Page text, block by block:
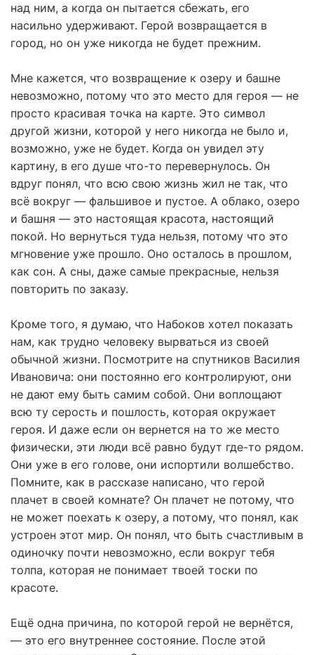
над ним, а когда он пытается сбежать, его
насильно удерживают. Герой возвращается в
город, но он уже никогда не будет прежним.
Мне кажется, что возвращение к озеру и башне
невозможно, потому что это место для героя — не
просто красивая точка на карте. Это символ
другой жизни, которой у него никогда не было и,
возможно, уже не будет. Когда он увидел эту
картину, в его душе что-то перевернулось. Он
вдруг понял, что всю свою жизнь жил не так, что
всё вокруг — фальшивое и пустое. А облако, озеро
и башня — это настоящая красота, настоящий
покой. Но вернуться туда нельзя, потому что это
мгновение уже прошло. Оно осталось в прошлом,
как сон. А сны, даже самые прекрасные, нельзя
повторить по заказу.
Кроме того, я думаю, что Набоков хотел показать
нам, как трудно человеку вырваться из своей
обычной жизни. Посмотрите на спутников Василия
Ивановича: они постоянно его контролируют, они
не дают ему быть самим собой. Они воплощают
всю ту серость и пошлость, которая окружает
героя. И даже если он вернется на то же место
физически, эти люди всё равно будут где-то рядом.
Они уже в его голове, они испортили волшебство.
Помните, как в рассказе написано, что герой
плачет в своей комнате? Он плачет не потому, что
не может поехать к озеру, а потому, что понял, как
устроен этот мир. Он понял, что быть счастливым в
одиночку почти невозможно, если вокруг тебя
толпа, которая не понимает твоей тоски по
красоте.
Ещё одна причина, по которой герой не вернётся,
— это его внутреннее состояние. После этой